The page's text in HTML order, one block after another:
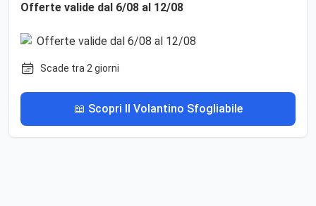
Offerte valide dal 6/08 al 12/08
Scade tra 2 giorni
📖 Scopri Il Volantino Sfogliabile